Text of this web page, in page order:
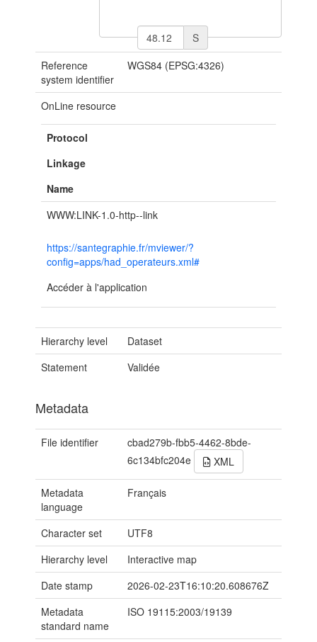
S
Reference
system identifier
WGS84 (EPSG:4326)
OnLine resource
Protocol
Linkage
Name
WWW:LINK-1.0-http--link
https://santegraphie.fr/mviewer/?
config=apps/had_operateurs.xml#
Accéder à l'application
Hierarchy level
Dataset
Statement
Validée
Metadata
File identifier
cbad279b-fbb5-4462-8bde-
6c134bfc204e
XML
Metadata
language
Français
Character set
UTF8
Hierarchy level
Interactive map
Date stamp
2026-02-23T16:10:20.608676Z
Metadata
standard name
ISO 19115:2003/19139